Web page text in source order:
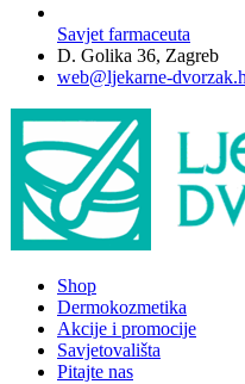
Savjet farmaceuta
D. Golika 36, Zagreb
web@ljekarne-
Shop
Dermokozmetika
Akcije i promocije
Savjetovališta
Pitajte nas